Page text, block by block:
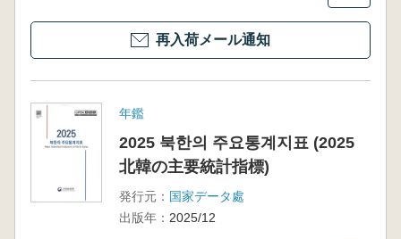
再入荷メール通知
年鑑
2025 북한의 주요통계지표 (2025
北韓の主要統計指標)
発行元： 国家データ處
出版年： 2025/12